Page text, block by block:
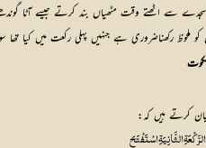
سجدے سے اٹھتے وقت مٹھیاں بند کرتے جیسے آٹا
رکھناضروری ہے جنہیں پہلی رکعت میں کیا
الثَّانِیَۃِ اسْتَفْتَحَ